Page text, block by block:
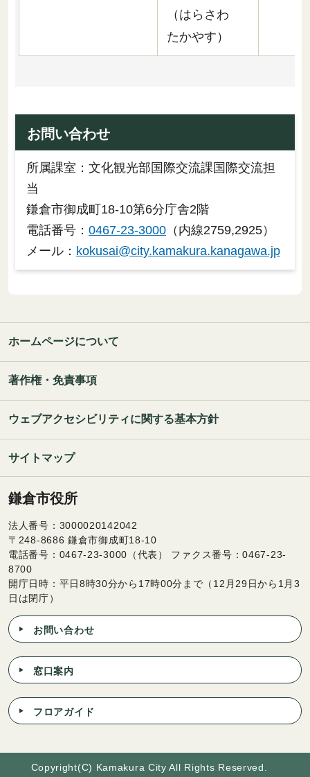
（はらさわ
たかやす）
お問い合わせ
所属課室：文化観光部国際交流課国際交流担
当
鎌倉市御成町18-10第6分庁舎2階
電話番号： 0467-23-3000 （内線2759,2925）
メール： kokusai@city.kamakura.kanagawa.jp
ホームページについて
著作権・免責事項
ウェブアクセシビリティに関する基本方針
サイトマップ
鎌倉市役所
法人番号：3000020142042
〒248-8686 鎌倉市御成町18-10
電話番号：0467-23-3000（代表） ファクス番号：0467-23-
8700
開庁日時：平日8時30分から17時00分まで（12月29日から1月3
日は閉庁）
お問い合わせ
窓口案内
フロアガイド
Copyright(C) Kamakura City All Rights Reserved.